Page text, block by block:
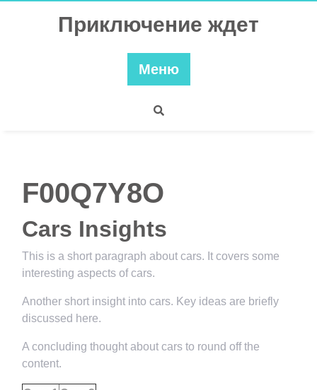
Приключение ждет
Меню
F00Q7Y8O
Cars Insights
This is a short paragraph about cars. It covers some
interesting aspects of cars.
Another short insight into cars. Key ideas are briefly
discussed here.
A concluding thought about cars to round off the
content.